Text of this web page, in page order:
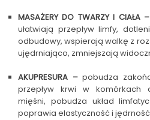
MASAŻERY DO TWARZY I CIAŁA
ułatwiają przepływ limfy,
odbudowy, wspierają walkę z
ujędrniająco, zmniejszają
AKUPRESURA –pobudza
przepływ krwi w komórkach
mięśni, pobudza układ
poprawia elastyczność i